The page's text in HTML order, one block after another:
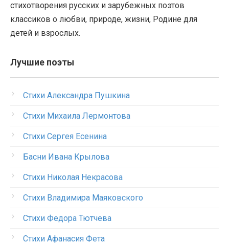
стихотворения русских и зарубежных поэтов
классиков о любви, природе, жизни, Родине для
детей и взрослых.
Лучшие поэты
Стихи Александра Пушкина
Стихи Михаила Лермонтова
Стихи Сергея Есенина
Басни Ивана Крылова
Стихи Николая Некрасова
Стихи Владимира Маяковского
Стихи Федора Тютчева
Стихи Афанасия Фета